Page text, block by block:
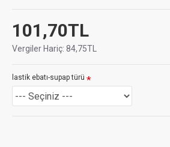
101,70TL
Vergiler Hariç: 84,75TL
lastik ebatı-supap türü